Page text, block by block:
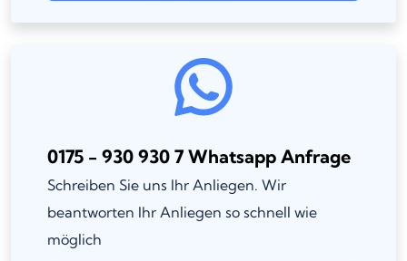
0175 - 930 930 7 Whatsapp Anfrage
Schreiben Sie uns Ihr Anliegen. Wir
beantworten Ihr Anliegen so schnell wie
möglich